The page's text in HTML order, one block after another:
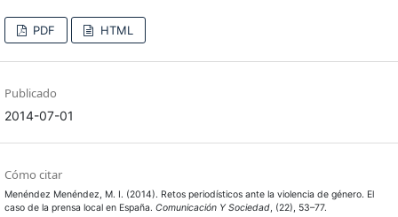
PDF HTML
Publicado
2014-07-01
Cómo citar
Menéndez Menéndez, M. I. (2014). Retos periodísticos ante la violencia de género. El
caso de la prensa local en España. Comunicación Y Sociedad, (22), 53–77.